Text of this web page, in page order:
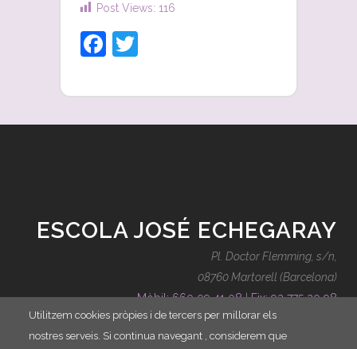
Utilitzem cookies pròpies i de tercers per millorar els
nostres serveis. Si continua navegant , considerem que
Post Views: 116
Facebook
ESCOLA JOSÉ ECHEGARAY
Pl. Doctor Flemming, s/n,
08760 Martorell (Barcelona)
Mòbil: 660 09 41 08|Fix: 93 775 20 98
contacte@escolajoseechegaray.cat